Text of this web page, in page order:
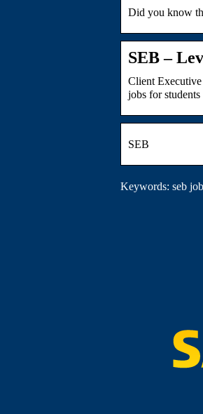
Did you know
SEB –
Client
jobs for
SEB
Keywords: seb